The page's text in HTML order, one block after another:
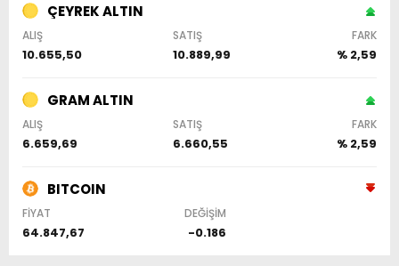
ÇEYREK ALTIN
ALIŞ SATIŞ FARK
10.655,50 10.889,99 % 2,59
GRAM ALTIN
ALIŞ SATIŞ FARK
6.659,69 6.660,55 % 2,59
BITCOIN
FİYAT DEĞİŞİM
64.847,67 -0.186